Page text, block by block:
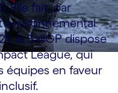
Elle fait, par
environnemental
la SailGP dispose
League, qui
équipes en faveur